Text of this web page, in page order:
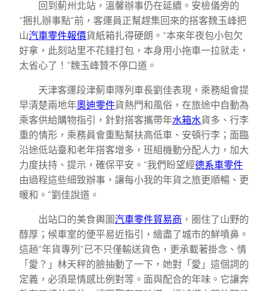
回到薊州北站，溫馨辦事仍在延續。安檢儀旁的
“捆扎辦事點”前，客運員正幫趕集回來的搭客魏玉峰把
山汽車零件報價貨紙箱扎得硬朗。“本來年夜包小包欠
好拿，此刻站里不花錢打包，本身用小拖車一拉就走，
太省心了！”魏玉峰贊不停口道。
天津客運段津薊車隊列車長劉佳表現，乘務組會提
早清楚兩地年奧迪零件貨熱門和風俗，在旅途中自動為
乘客供給購物指引，針對搭客攜帶年水箱水貨多、行李
重的情形，乘務員會重點幫扶高低車、安頓行李；面臨
沿途低站臺和老年搭客增多，班組機動分配人力，加大
力度扶持、提示，確保平安。“我們盼望經德系車零件
由過程這些細致辦事，讓每小我的年貨之旅更順暢、更
暖和。”劉佳說道。
出站口的美食輿圖汽車零件貿易商 ，圈住了山野的
醇厚；候車室的便平易近指引，繪盡了城市的鮮噴鼻。
這趟“年貨專列”已不只僅輸送貨色，更承載著掛念、情
「愛？」林天秤的臉抽動了一下，她對「愛」這個詞的
定義，必須是情感比例對等。面與配合的年味。它讓奔